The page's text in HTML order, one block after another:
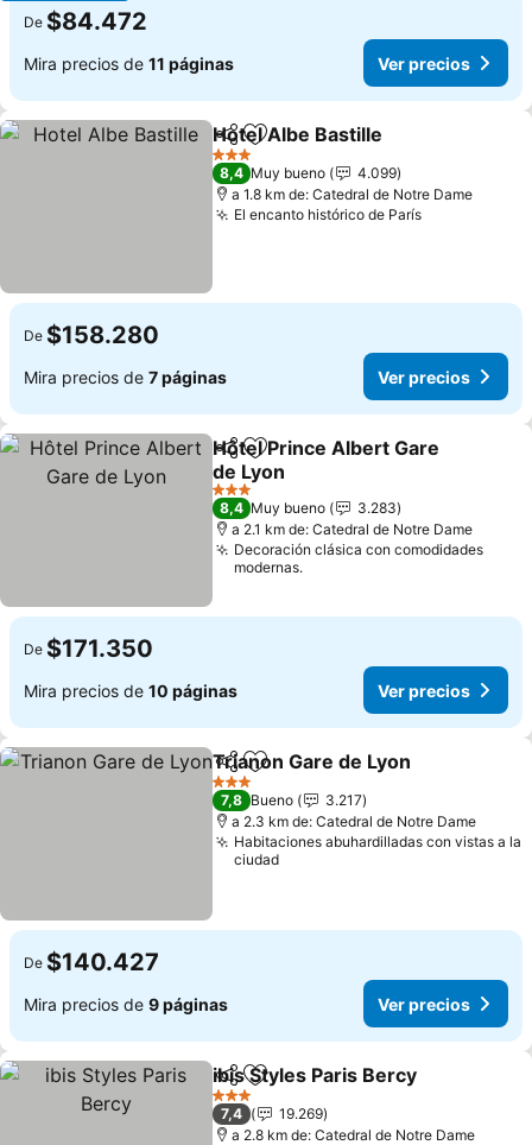
De $84.472
Mira precios de 11 páginas Ver precios
CompartirAgregar a favoritos
Hotel Albe Bastille
3 Estrellas
8,4 Muy bueno
4.099
a 1.8 km de: Catedral de Notre Dame
El encanto histórico de París
De $158.280
Mira precios de 7 páginas Ver precios
CompartirAgregar a favoritos
Hôtel Prince Albert Gare
de Lyon
3 Estrellas
8,4 Muy bueno
3.283
a 2.1 km de: Catedral de Notre Dame
Decoración clásica con comodidades
modernas.
De $171.350
Mira precios de 10 páginas Ver precios
Compartir
Agregar a favoritos
Trianon Gare de Lyon
3 Estrellas
7,8 Bueno
3.217
a 2.3 km de: Catedral de Notre Dame
Habitaciones abuhardilladas con vistas a la
ciudad
De $140.427
Mira precios de 9 páginas Ver precios
CompartirAgregar a favoritos
ibis Styles Paris Bercy
3 Estrellas
7,4
19.269
a 2.8 km de: Catedral de Notre Dame